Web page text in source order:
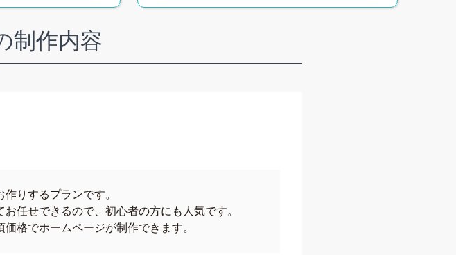
制作内容
りするプランです。
任せできるので、初心者の方にも人気です。
格でホームページが制作できます。